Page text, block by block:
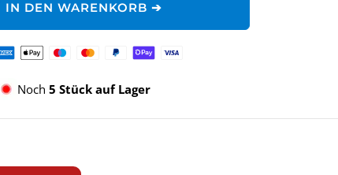
IN DEN WARENKORB ➔
Noch 5 Stück auf Lager